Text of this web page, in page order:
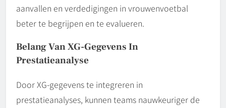
aanvallen en verdedigingen in vrouwenvoetbal
beter te begrijpen en te evalueren.
Belang Van XG-Gegevens In
Prestatieanalyse
Door XG-gegevens te integreren in
prestatieanalyses, kunnen teams nauwkeuriger de